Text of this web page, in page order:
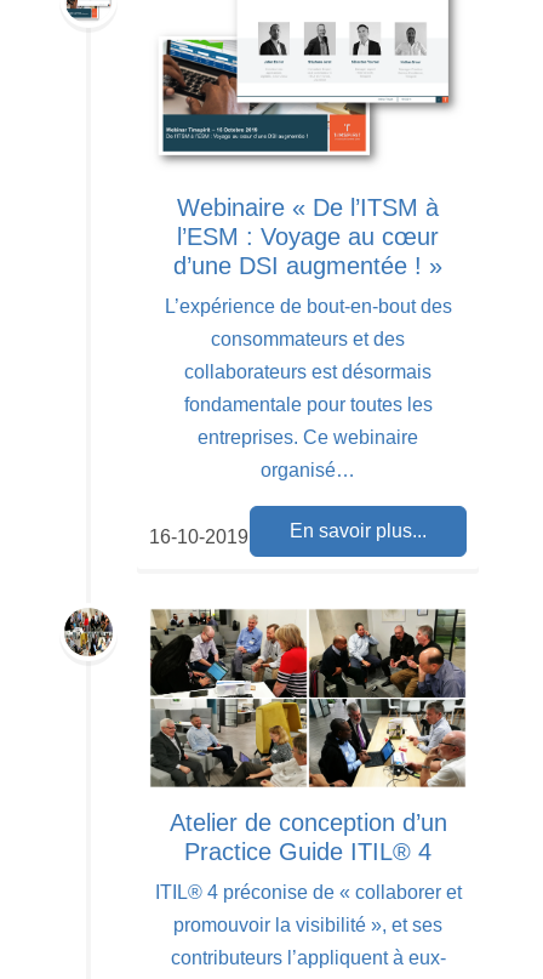
Webinaire « De l’ITSM à
l’ESM : Voyage au cœur
d’une DSI augmentée ! »
L’expérience de bout-en-bout des
consommateurs et des
collaborateurs est désormais
fondamentale pour toutes les
entreprises. Ce webinaire
organisé…
En savoir plus...
16-10-2019
Atelier de conception d’un
Practice Guide ITIL® 4
ITIL® 4 préconise de « collaborer et
promouvoir la visibilité », et ses
contributeurs l’appliquent à eux-